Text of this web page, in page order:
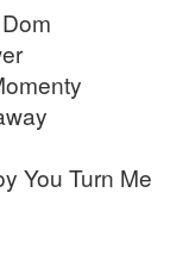
You Turn Me